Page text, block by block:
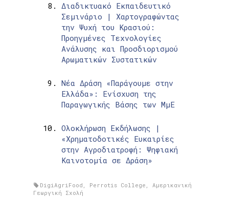
Διαδικτυακό Εκπαιδευτικό
Σεμινάριο | Χαρτογραφώντας
την Ψυχή του Κρασιού:
Προηγμένες Τεχνολογίες
Ανάλυσης και Προσδιορισμού
Αρωματικών Συστατικών
Νέα Δράση «Παράγουμε στην
Ελλάδα»: Ενίσχυση της
Παραγωγικής Βάσης των ΜμΕ
Ολοκλήρωση Εκδήλωσης |
«Χρηματοδοτικές Ευκαιρίες
στην Αγροδιατροφή: Ψηφιακή
Καινοτομία σε Δράση»
DigiAgriFood , Perrotis College ,Αμερικανική
Γεωργική Σχολή